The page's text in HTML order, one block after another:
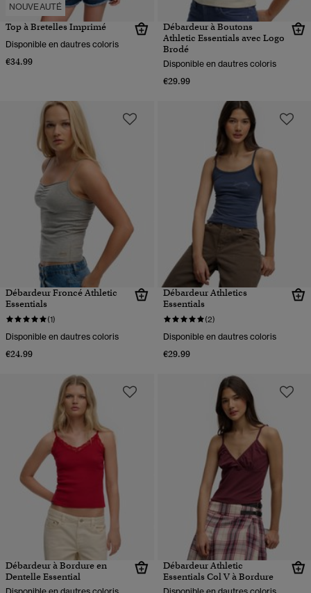
NOUVEAUTÉ
Top à Bretelles Imprimé
Disponible en dautres coloris
€34.99
Débardeur à Boutons
Athletic Essentials avec Logo
Brodé
Disponible en dautres coloris
€29.99
Débardeur Froncé Athletic
Essentials
(1)
Disponible en dautres coloris
€24.99
Débardeur Athletics
Essentials
(2)
Disponible en dautres coloris
€29.99
Débardeur à Bordure en
Dentelle Essential
Débardeur Athletic
Essentials Col V à Bordure